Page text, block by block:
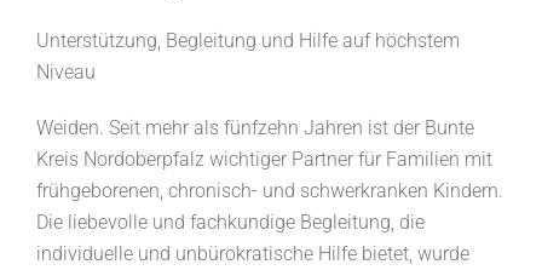
Unterstützung, Begleitung und Hilfe auf höchstem
Niveau
Weiden. Seit mehr als fünfzehn Jahren ist der Bunte
Kreis Nordoberpfalz wichtiger Partner für Familien mit
frühgeborenen, chronisch- und schwerkranken Kindern.
Die liebevolle und fachkundige Begleitung, die
individuelle und unbürokratische Hilfe bietet, wurde